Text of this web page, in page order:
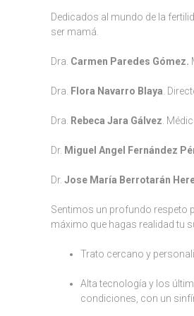
Dedicados al mundo de la
ser mamá.
Dra. Carmen Paredes Gómez.
Dra. Flora Navarro Blaya .
Dra. Rebeca Jara Gálvez .
Dr. Miguel Angel Fernández
Dr. Jose María Berrotarán
Sentimos un profundo respeto
máximo que hagas realidad tu
Trato cercano y
Alta tecnología y los
condiciones, con un